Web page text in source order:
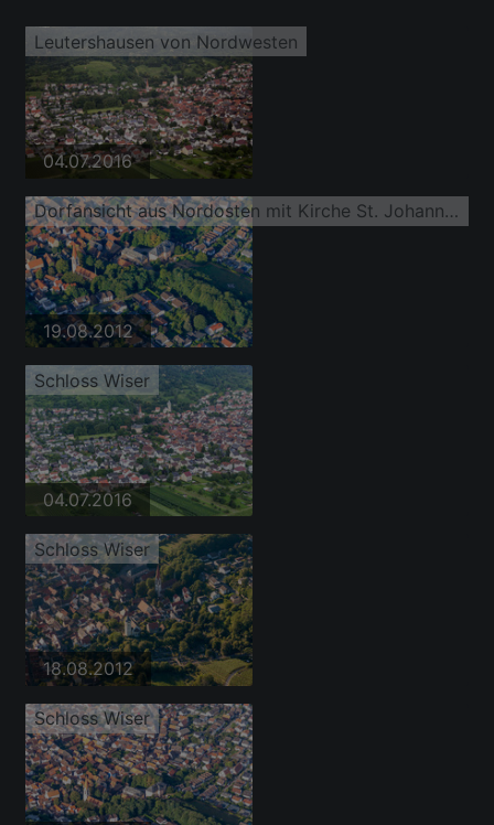
Leutershausen von Nordwesten
04.07.2016
Dorfansicht aus Nordosten mit Kirche St. Johannes Baptist und Schloss Wiser
19.08.2012
Schloss Wiser
04.07.2016
Schloss Wiser
18.08.2012
Schloss Wiser